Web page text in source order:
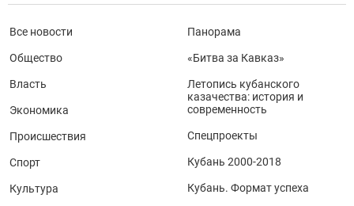
Все новости
Общество
Власть
Экономика
Происшествия
Спорт
Культура
Панорама
«Битва за Кавказ»
Летопись кубанского
казачества: история и
современность
Спецпроекты
Кубань 2000-2018
Кубань. Формат успеха